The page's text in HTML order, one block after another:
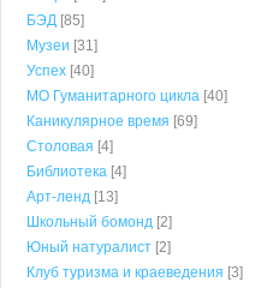
БЭД [85]
Музеи [31]
Успех [40]
МО Гуманитарного цикла [40]
Каникулярное время [69]
Столовая [4]
Библиотека [4]
Арт-ленд [13]
Школьный бомонд [2]
Юный натуралист [2]
Клуб туризма и краеведения [3]